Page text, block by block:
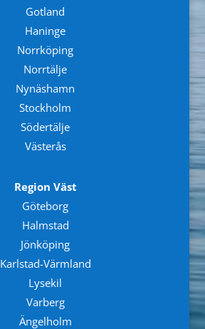
Gotland
Haninge
Norrköping
Norrtälje
Nynäshamn
Stockholm
Södertälje
Västerås
Region Väst
Göteborg
Halmstad
Jönköping
Karlstad-Värmland
Lysekil
Varberg
Ängelholm